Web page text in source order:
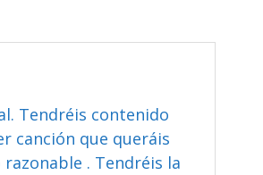
Tendréis contenido
canción que queráis
. Tendréis la